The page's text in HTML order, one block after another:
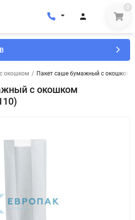
0
с окошком / Пакет саше бумажный с окошком
с окошком